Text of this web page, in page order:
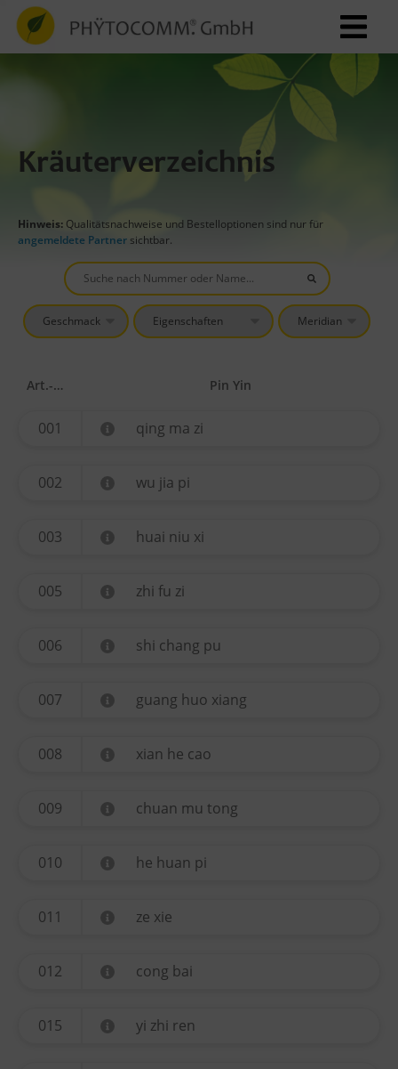
Kräuterverzeichnis
Hinweis: Qualitätsnachweise und Bestelloptionen sind nur für
angemeldete Partner sichtbar.
Art.-Nr. Pin Yin
001 qing ma zi
002 wu jia pi
003 huai niu xi
005 zhi fu zi
006 shi chang pu
007 guang huo xiang
008 xian he cao
009 chuan mu tong
010 he huan pi
011 ze xie
012 cong bai
015 yi zhi ren